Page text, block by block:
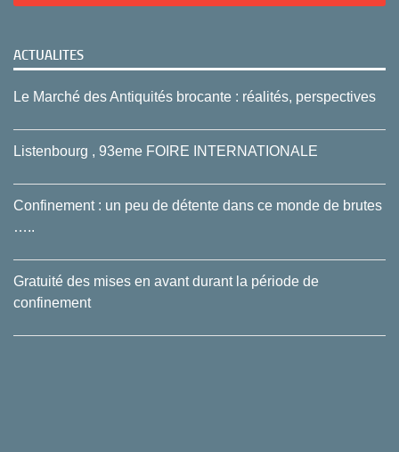
ACTUALITES
Le Marché des Antiquités brocante : réalités, perspectives
Listenbourg , 93eme FOIRE INTERNATIONALE
Confinement : un peu de détente dans ce monde de brutes
…..
Gratuité des mises en avant durant la période de
confinement